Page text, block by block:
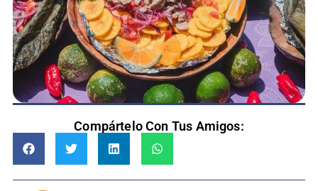
Compártelo Con Tus Amigos: